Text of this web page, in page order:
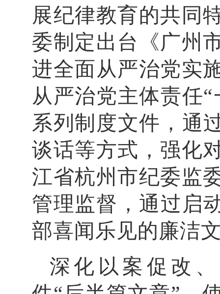
展纪律教育的共同
委制定出台《广州
进全面从严治党实
从严治党主体责任
系列制度文件，通
谈话等方式，强化
江省杭州市纪委监
管理监督，通过启
部喜闻乐见的廉洁
深化以案促改